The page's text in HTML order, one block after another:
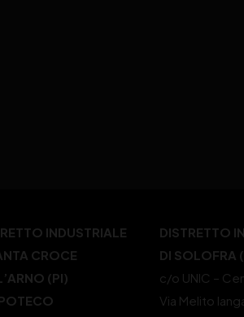
INDUSTRIALE
CROCE
(PI)
DISTRETTO
DI SOLOFRA
c/o UNIC –
Via Melito